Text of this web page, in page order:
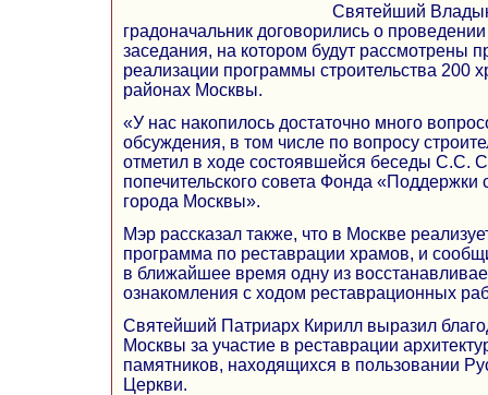
Святейший
градоначальник договорились о
заседания, на котором будут рассмотрены
реализации программы строительства 200
районах Москвы.
«У нас накопилось достаточно много
обсуждения, в том числе по вопросу
отметил в ходе состоявшейся беседы С.С.
попечительского совета Фонда «Поддержки
города Москвы».
Мэр рассказал также, что в Москве
программа по реставрации храмов, и
в ближайшее время одну из
ознакомления с ходом реставрационных
Святейший Патриарх Кирилл выразил
Москвы за участие в реставрации
памятников, находящихся в пользовании
Церкви.